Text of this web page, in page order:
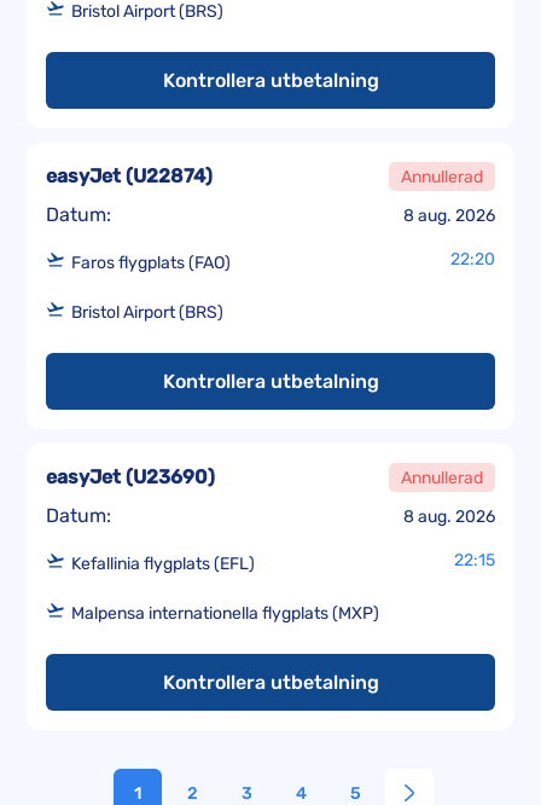
Bristol Airport (BRS)
Kontrollera utbetalning
Datum: 8 aug. 2026
easyJet(U22874) Annullerad
Faros flygplats (FAO) 22:20
Bristol Airport (BRS)
Kontrollera utbetalning
Datum: 8 aug. 2026
easyJet(U23690) Annullerad
Kefallinia flygplats (EFL) 22:15
Malpensa internationella flygplats (MXP)
Kontrollera utbetalning
1 2 3 4 5